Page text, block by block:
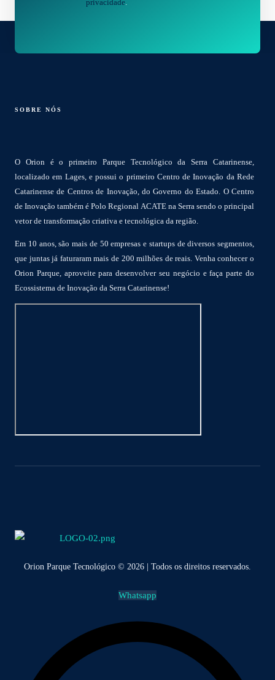
privacidade.
SOBRE NÓS
O Orion é o primeiro Parque Tecnológico da Serra Catarinense,
localizado em Lages, e possui o primeiro Centro de Inovação da Rede
Catarinense de Centros de Inovação, do Governo do Estado. O Centro
de Inovação também é Polo Regional ACATE na Serra sendo o principal
vetor de transformação criativa e tecnológica da região.
Em 10 anos, são mais de 50 empresas e startups de diversos segmentos,
que juntas já faturaram mais de 200 milhões de reais. Venha conhecer o
Orion Parque, aproveite para desenvolver seu negócio e faça parte do
Ecossistema de Inovação da Serra Catarinense!
Orion Parque Tecnológico © 2026 | Todos os direitos reservados.
Whatsapp